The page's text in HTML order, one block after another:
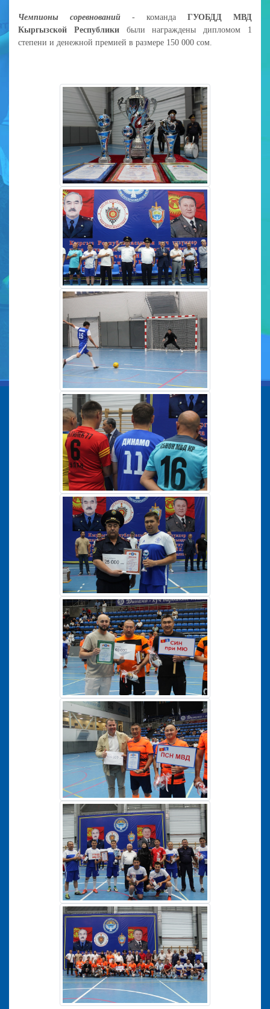
Чемпионы соревнований - команда ГУОБДД МВД
Кыргызской Республикибыли награждены дипломом 1
степени и денежной премией в размере 150 000 сом.